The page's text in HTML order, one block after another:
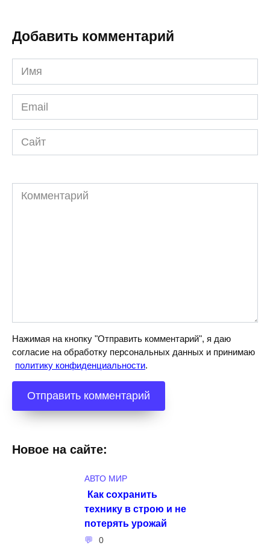
Добавить комментарий
Имя
*
Email
*
Сайт
Комментарий
Нажимая на кнопку "Отправить комментарий", я даю
согласие на обработку персональных данных и принимаю
политику конфиденциальности.
Новое на сайте:
АВТО МИР
Как сохранить
технику в строю и не
потерять урожай
0